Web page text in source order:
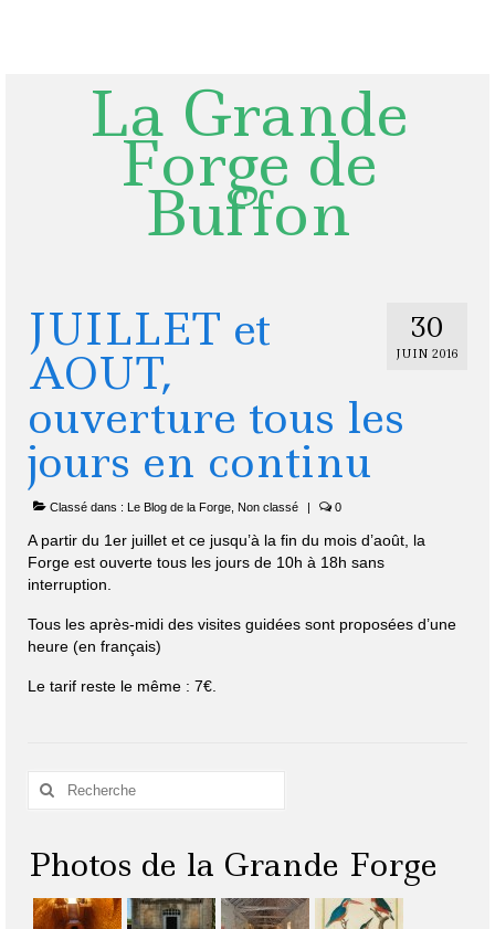
La Grande
Forge de
Buffon
30
JUIN 2016
JUILLET et
AOUT,
ouverture tous les
jours en continu
Classé dans : Le Blog de la Forge Non classé | 0
A partir du 1er juillet et ce jusqu’à la fin du mois d’août, la
Forge est ouverte tous les jours de 10h à 18h sans
interruption.
Tous les après-midi des visites guidées sont proposées d’une
heure (en français)
Le tarif reste le même : 7€.
Rechercher
Photos de la Grande Forge